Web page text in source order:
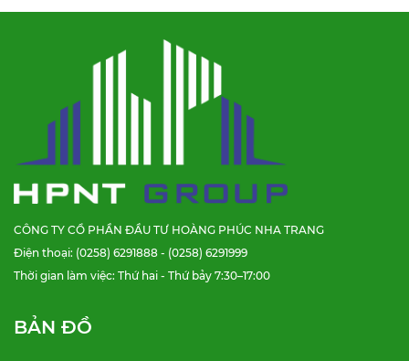
CÔNG TY CỔ PHẦN ĐẦU TƯ HOÀNG PHÚC NHA TRANG
Điện thoại: (0258) 6291888 - (0258) 6291999
Thời gian làm việc: Thứ hai - Thứ bảy 7:30–17:00
BẢN ĐỒ